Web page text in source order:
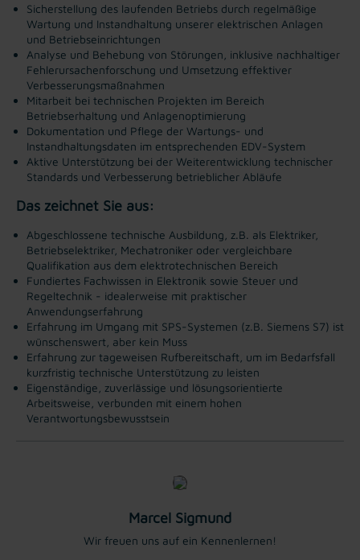
Sicherstellung des laufenden Betriebs durch regelmäßige
Wartung und Instandhaltung unserer elektrischen Anlagen
und Betriebseinrichtungen
Analyse und Behebung von Störungen, inklusive nachhaltiger
Fehlerursachenforschung und Umsetzung effektiver
Verbesserungsmaßnahmen
Mitarbeit bei technischen Projekten im Bereich
Betriebserhaltung und Anlagenoptimierung
Dokumentation und Pflege der Wartungs- und
Instandhaltungsdaten im entsprechenden EDV-System
Aktive Unterstützung bei der Weiterentwicklung technischer
Standards und Verbesserung betrieblicher Abläufe
Das zeichnet Sie aus:
Abgeschlossene technische Ausbildung, z.B. als Elektriker,
Betriebselektriker, Mechatroniker oder vergleichbare
Qualifikation aus dem elektrotechnischen Bereich
Fundiertes Fachwissen in Elektronik sowie Steuer und
Regeltechnik - idealerweise mit praktischer
Anwendungserfahrung
Erfahrung im Umgang mit SPS-Systemen (z.B. Siemens S7) ist
wünschenswert, aber kein Muss
Erfahrung zur tageweisen Rufbereitschaft, um im Bedarfsfall
kurzfristig technische Unterstützung zu leisten
Eigenständige, zuverlässige und lösungsorientierte
Arbeitsweise, verbunden mit einem hohen
Verantwortungsbewusstsein
Marcel Sigmund
Wir freuen uns auf ein Kennenlernen!